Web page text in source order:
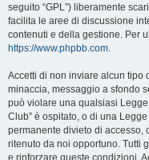
seguito “GPL”) liberamente
facilita le aree di discussione
contenuti e della gestione. Per
https://www.phpbb.com.
Accetti di non inviare alcun tipo
minaccia, messaggio a sfondo
può violare una qualsiasi
Club” è ospitato, o di una
permanente divieto di accesso,
ritenuto da noi opportuno. Tutti
e rinforzare queste condizioni.